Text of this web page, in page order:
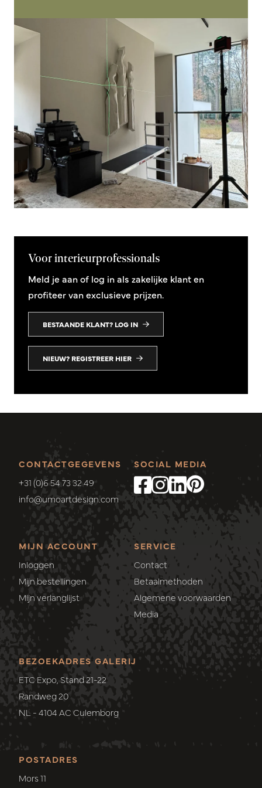
Voor interieurprofessionals
Meld je aan of log in als zakelijke klant en
profiteer van exclusieve prijzen.
BESTAANDE KLANT? LOG IN
NIEUW? REGISTREER HIER
CONTACTGEGEVENS
+31 (0)6 54 73 32 49
info@umoartdesign.com
MIJN ACCOUNT
Inloggen
Mijn bestellingen
Mijn verlanglijst
SERVICE
Contact
Betaalmethoden
Algemene voorwaarden
Media
SOCIAL MEDIA
POSTADRES
Mors 11
BEZOEKADRES GALERIJ
ETC Expo, Stand 21-22
Randweg 20
NL - 4104 AC Culemborg